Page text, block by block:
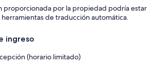
proporcionada por la propiedad podría estar
de traducción automática.
ingreso
(horario limitado)